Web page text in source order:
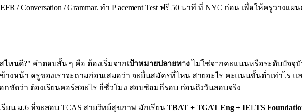
/ Conversation / Grammar. ทำ Placement Test ฟรี 50 นาที ที่ NYC ก่อน เพื่อให้ครูว
ไหนดี?" คำตอบสั้น ๆ คือ ต้องเริ่มจากเป้าหมายปลายทางไม่ใช่จากคะแนนหรือระดับปัจจุ
งหน้า ครูของเราจะถามก่อนเสมอว่า จะยื่นสมัครที่ไหน สายอะไร คะแนนขั้นต่ำเท่าไร แ
บอกชัดว่า ต้องเรียนคอร์สอะไร กี่ชั่วโมง สอบซ้อมกี่รอบ ก่อนถึงวันสอบจริง
ยน ม.6 ที่จะสอบ TCAS สายวิทย์สุขภาพ มักเรียน TBAT + TGAT Eng + IELTS